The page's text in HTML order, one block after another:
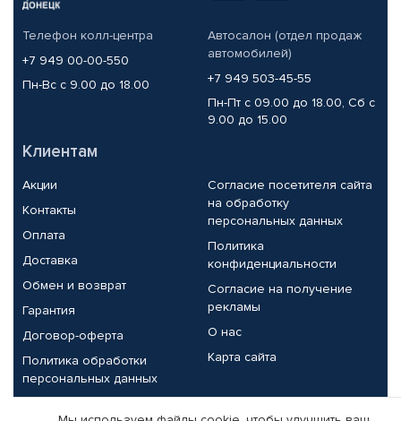
Телефон колл-центра
+7 949 00-00-550
Пн-Вс с 9.00 до 18.00
Автосалон (отдел продаж
автомобилей)
+7 949 503-45-55
Пн-Пт с 09.00 до 18.00, Сб с
9.00 до 15.00
Клиентам
Акции
Контакты
Оплата
Доставка
Обмен и возврат
Гарантия
Договор-оферта
Политика обработки
персональных данных
Согласие посетителя сайта
на обработку
персональных данных
Политика
конфиденциальности
Согласие на получение
рекламы
О нас
Карта сайта